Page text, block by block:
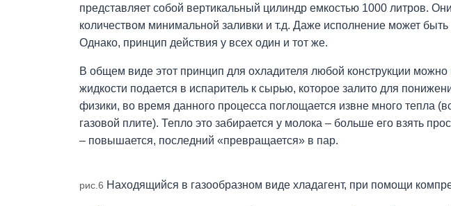
представляет собой вертикальный цилиндр емкостью 1000 литров.
количеством минимальной заливки и т.д. Даже исполнение может
Однако, принцип действия у всех один и тот же.
В общем виде этот принцип для охладителя любой конструкции
жидкости подается в испаритель к сырью, которое залито для
физики, во время данного процесса поглощается извне много тепла
газовой плите). Тепло это забирается у молока – больше его взять
– повышается, последний «превращается» в пар.
рис.6 Находящийся в газообразном виде хладагент, при помощи